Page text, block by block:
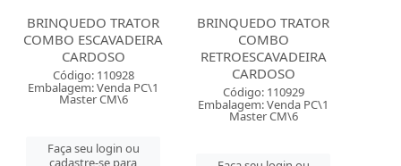
BRINQUEDO TRATOR
COMBO ESCAVADEIRA
CARDOSO
Código: 110928
Embalagem: Venda PC\1
Master CM\6
Faça seu login ou
cadastre-se para
BRINQUEDO TRATOR
COMBO
RETROESCAVADEIRA
CARDOSO
Código: 110929
Embalagem: Venda PC\1
Master CM\6